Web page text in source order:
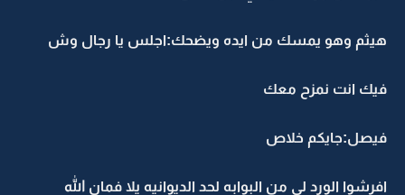
هيثم وهو يمسك من ايده ويضحك:اجلس يا رجال وش
فيك انت نمزح معك
فيصل:جايكم خلاص
افرشوا الورد لي من البوابه لحد الديوانيه يلا فمان الله